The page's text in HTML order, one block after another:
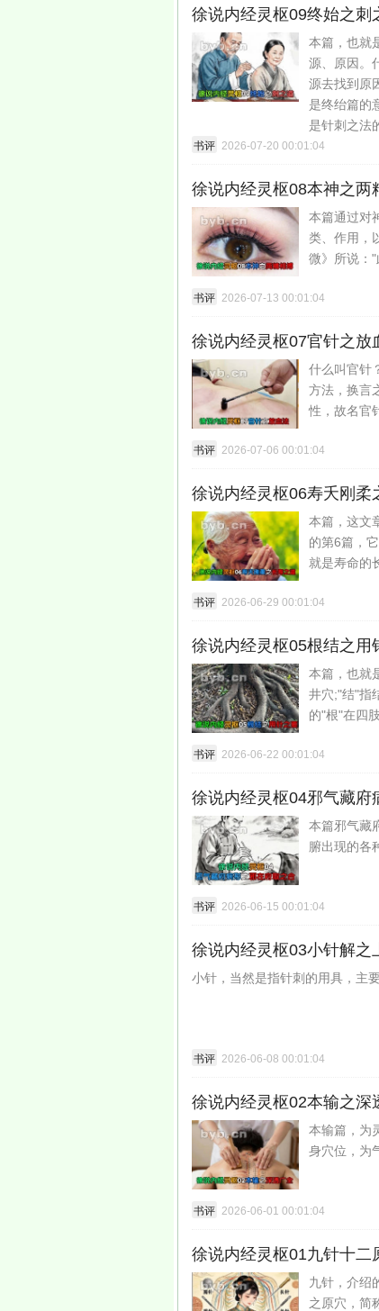
徐说内经灵枢09终始之刺
本篇，也就
源、原因。
源去找到原
是终绐篇的
是针刺之法
书评 2026-07-20 00:01:04
徐说内经灵枢08本神之两
本篇通过对
类、作用，
微》所说：
书评 2026-07-13 00:01:04
徐说内经灵枢07官针之放
什么叫官针
方法，换言
性，故名官
书评 2026-07-06 00:01:04
徐说内经灵枢06寿夭刚柔
本篇，这文
的第6篇，
就是寿命的
书评 2026-06-29 00:01:04
徐说内经灵枢05根结之用
本篇，也就
井穴;"结"指
的"根"在四
书评 2026-06-22 00:01:04
徐说内经灵枢04邪气藏府
本篇邪气藏
腑出现的各
书评 2026-06-15 00:01:04
徐说内经灵枢03小针解之
小针，当然是指针刺的用具，主
书评 2026-06-08 00:01:04
徐说内经灵枢02本输之深
本输篇，为
身穴位，为
书评 2026-06-01 00:01:04
徐说内经灵枢01九针十二
九针，介绍
之原穴，简